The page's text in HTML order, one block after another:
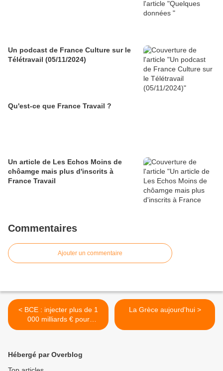
Un podcast de France Culture sur le
Télétravail (05/11/2024)
Qu'est-ce que France Travail ?
Un article de Les Echos Moins de
chôamge mais plus d'inscrits à
France Travail
Commentaires
Ajouter un commentaire
< BCE : injecter plus de 1
000 milliards € pour
relancer l'économie
La Grèce aujourd'hui >
Hébergé par Overblog